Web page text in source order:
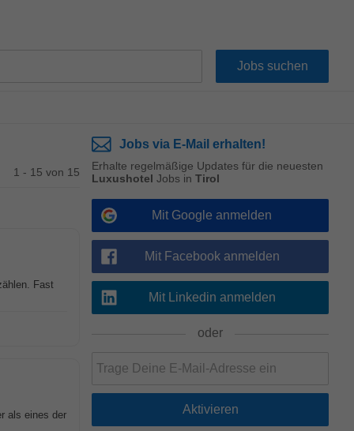
1 - 15 von 15
Fast
als eines der
Jobs via E-Mail erhalten!
Erhalte regelmäßige Updates für die neuesten
Luxushotel Jobs in Tirol
Mit Google anmelden
Mit Facebook anmelden
Mit Linkedin anmelden
oder